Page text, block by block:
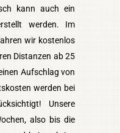
kann auch ein
werden. Im
wir kostenlos
Distanzen ab 25
Aufschlag von
werden bei
Unsere
also bis die